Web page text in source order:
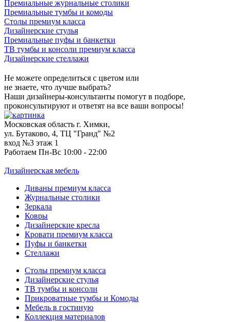
Премиальные журнальные столики
Премиальные тумбы и комоды
Столы премиум класса
Дизайнерские стулья
Премиальные пуфы и банкетки
ТВ тумбы и консоли премиум класса
Дизайнерские стеллажи
Не можете определиться с цветом или
не знаете, что лучше выбрать?
Наши дизайнеры-консультанты помогут в подборе,
проконсультируют и ответят на все ваши вопросы!
Московская область г. Химки,
ул. Бутаково, 4, ТЦ "Гранд" №2
вход №3 этаж 1
Работаем Пн-Вс 10:00 - 22:00
Дизайнерская мебель
Диваны премиум класса
Журнальные столики
Зеркала
Ковры
Дизайнерские кресла
Кровати премиум класса
Пуфы и банкетки
Стеллажи
Столы премиум класса
Дизайнерские стулья
ТВ тумбы и консоли
Прикроватные тумбы и Комоды
Мебель в гостиную
Коллекция материалов